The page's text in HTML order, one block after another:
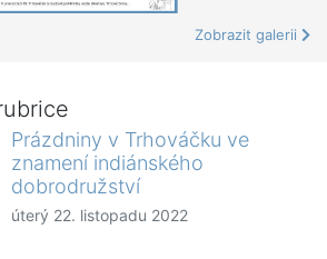
Zobrazit galerii
Prázdniny v Trhováčku ve
znamení indiánského
dobrodružství
úterý 22. listopadu 2022